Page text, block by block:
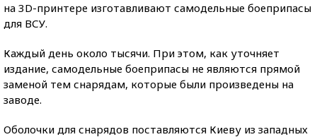
на 3D-принтере изготавливают самодельные боеприпасы
для ВСУ.
Каждый день около тысячи. При этом, как уточняет
издание, самодельные боеприпасы не являются прямой
заменой тем снарядам, которые были произведены на
заводе.
Оболочки для снарядов поставляются Киеву из западных